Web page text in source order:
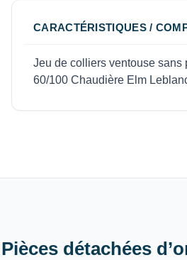
CARACTÉRISTIQUES /
Jeu de colliers ventouse sans
60/100 Chaudière Elm
Pièces détachées